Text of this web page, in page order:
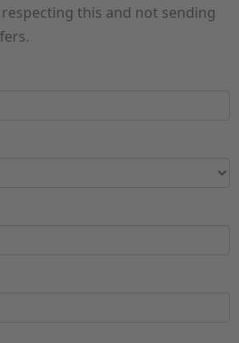
this and not sending